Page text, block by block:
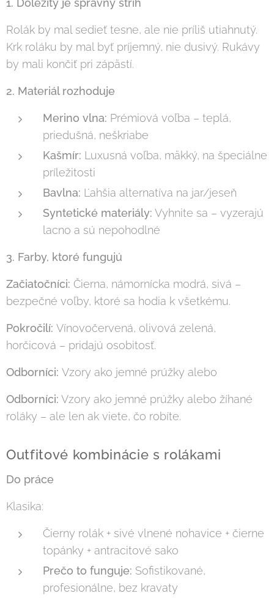
Rolák by mal sedieť tesne, ale nie príliš utiahnutý.
Krk roláku by mal byť príjemný, nie dusivý. Rukávy
by mali končiť pri zápästí.
2. Materiál rozhoduje
Merino vlna: Prémiová voľba – teplá,
priedušná, neškriabe
Kašmír: Luxusná voľba, mäkký, na špeciálne
príležitosti
Bavlna: Ľahšia alternatíva na jar/jeseň
Syntetické materiály: Vyhnite sa – vyzerajú
lacno a sú nepohodlné
3. Farby, ktoré fungujú
Začiatočníci: Čierna, námornícka modrá, sivá –
bezpečné voľby, ktoré sa hodia k všetkému.
Pokročilí: Vínovočervená, olivová zelená,
horčicová – pridajú osobitosť.
Odborníci: Vzory ako jemné prúžky alebo
Odborníci: Vzory ako jemné prúžky alebo žíhané
roláky – ale len ak viete, čo robíte.
Outfitové kombinácie s rolákami
Do práce
Klasika:
Čierny rolák + sivé vlnené nohavice + čierne
topánky + antracitové sako
Prečo to funguje: Sofistikované,
profesionálne, bez kravaty